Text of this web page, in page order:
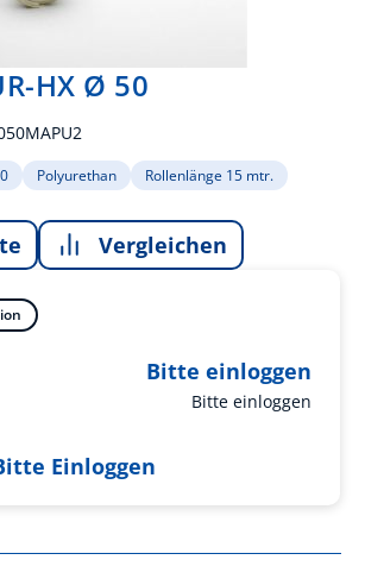
HX Ø 50
Polyurethan Rollenlänge 15 mtr.
Vergleichen
Bitte einloggen
Bitte einloggen
Einloggen